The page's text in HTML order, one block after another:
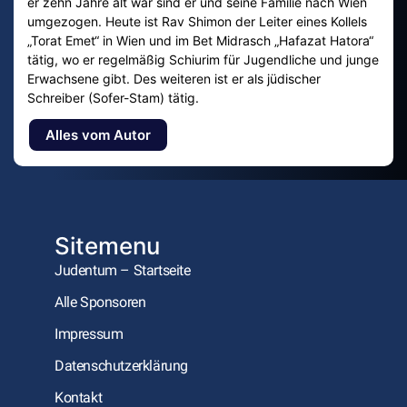
umgezogen. Heute ist Rav Shimon der Leiter eines Kollels
„Torat Emet“ in Wien und im Bet Midrasch „Hafazat Hatora“
tätig, wo er regelmäßig Schiurim für Jugendliche und junge
Erwachsene gibt. Des weiteren ist er als jüdischer
Schreiber (Sofer-Stam) tätig.
Alles vom Autor
Sitemenu
Judentum – Startseite
Alle Sponsoren
Impressum
Datenschutzerklärung
Kontakt